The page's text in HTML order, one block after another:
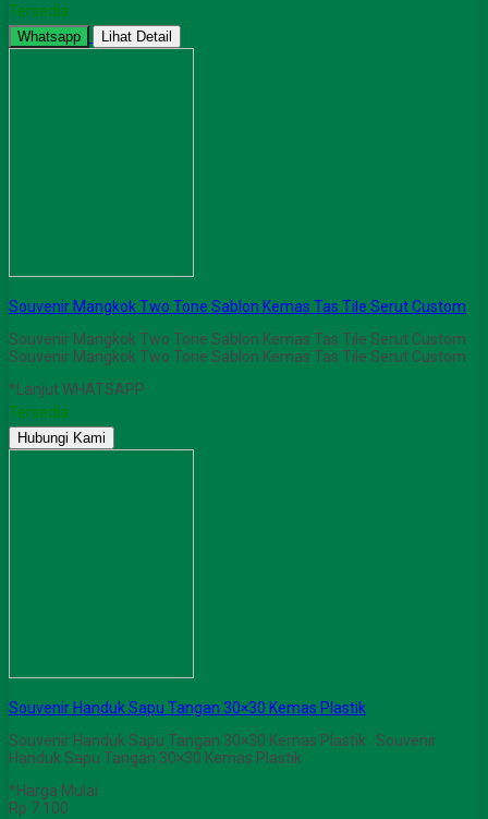
Tersedia
Whatsapp Lihat Detail
Souvenir Mangkok Two Tone Sablon Kemas Tas Tile Serut Custom
Souvenir Mangkok Two Tone Sablon Kemas Tas Tile Serut Custom
Souvenir Mangkok Two Tone Sablon Kemas Tas Tile Serut Custom
*Lanjut WHATSAPP
Tersedia
Hubungi Kami
Souvenir Handuk Sapu Tangan 30×30 Kemas Plastik
Souvenir Handuk Sapu Tangan 30×30 Kemas Plastik Souvenir
Handuk Sapu Tangan 30×30 Kemas Plastik
*Harga Mulai
Rp 7.100